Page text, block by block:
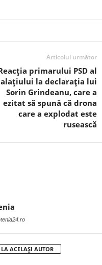
Articolul următor
primarului PSD al
la declarația lui
Sorin Grindeanu, care a
ezitat să spună că drona
care a explodat este
rusească
LA ACELAȘI AUTOR